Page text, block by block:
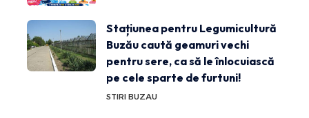
Stațiunea pentru Legumicultură
Buzău caută geamuri vechi
pentru sere, ca să le înlocuiască
pe cele sparte de furtuni!
STIRI BUZAU